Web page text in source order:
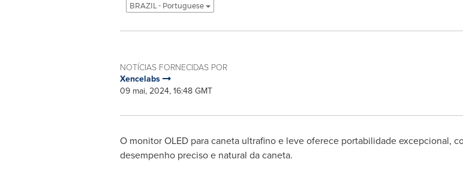
BRAZIL - Portuguese
NOTÍCIAS FORNECIDAS POR
Xencelabs
09 mai, 2024, 16:48 GMT
O monitor OLED para caneta ultrafino e leve oferece portabilidade excepcional,
desempenho preciso e natural da caneta.